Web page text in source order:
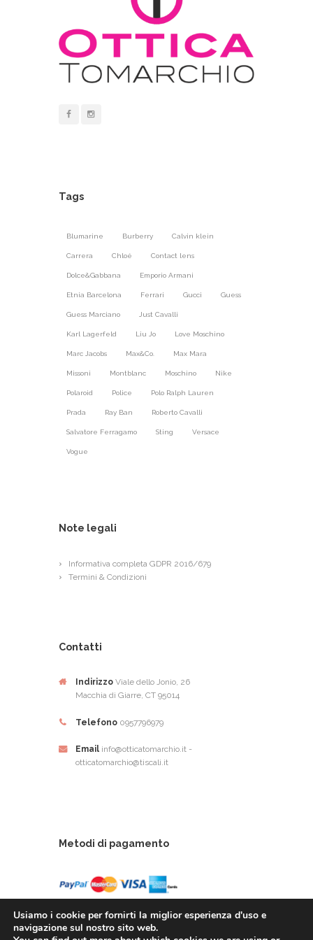
Tags
Blumarine Burberry Calvin klein
Carrera Chloé Contact lens
Dolce&Gabbana Emporio Armani
Etnia Barcelona Ferrari Gucci Guess
Guess Marciano Just Cavalli
Karl Lagerfeld Liu Jo Love Moschino
Marc Jacobs Max&Co. Max Mara
Missoni Montblanc Moschino Nike
Polaroid Police Polo Ralph Lauren
Prada Ray Ban Roberto Cavalli
Salvatore Ferragamo Sting Versace
Vogue
Note legali
Informativa completa GDPR 2016/679
Termini & Condizioni
Contatti
Indirizzo Viale dello Jonio, 26
Macchia di Giarre, CT 95014
Telefono 0957796979
Email info@otticatomarchio.it -
otticatomarchio@tiscali.it
Metodi di pagamento
Usiamo i cookie per fornirti la miglior esperienza d'uso e
navigazione sul nostro sito web.